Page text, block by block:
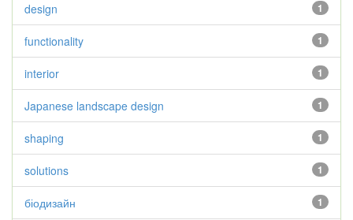
1
design
1
functionality
1
interior
1
Japanese landscape design
1
shaping
1
solutions
1
біодизайн